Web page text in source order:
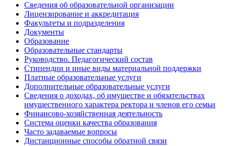
Сведения об образовательной организации
Лицензирование и аккредитация
Факультеты и подразделения
Документы
Образование
Образовательные стандарты
Руководство. Педагогический состав
Стипендии и иные виды материальной поддержки
Платные образовательные услуги
Дополнительные образовательные услуги
Сведения о доходах, об имуществе и обязательствах
имущественного характера ректора и членов его семьи
Финансово-хозяйственная деятельность
Система оценки качества образования
Часто задаваемые вопросы
Дистанционные способы обратной связи